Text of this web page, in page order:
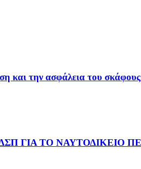
και την ασφάλεια του
ΓΙΑ ΤΟ ΝΑΥΤΟΔΙΚΕΙΟ